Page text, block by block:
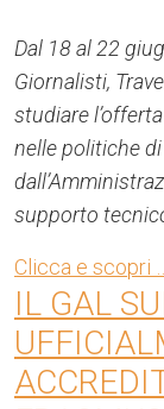
Dal 18 al 22
Giornalisti,
studiare
nelle politiche
supporto
Clicca e scopri …
IL GAL